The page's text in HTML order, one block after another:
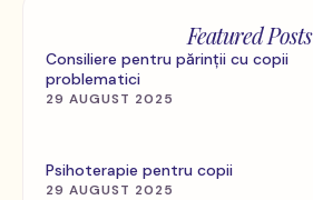
Featured Posts
Consiliere pentru părinții cu copii
problematici
29 AUGUST 2025
Psihoterapie pentru copii
29 AUGUST 2025